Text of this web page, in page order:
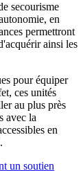
secourisme
en
permettront
ainsi les
pour équiper
ces unités
au plus près
avec la
en
un soutien